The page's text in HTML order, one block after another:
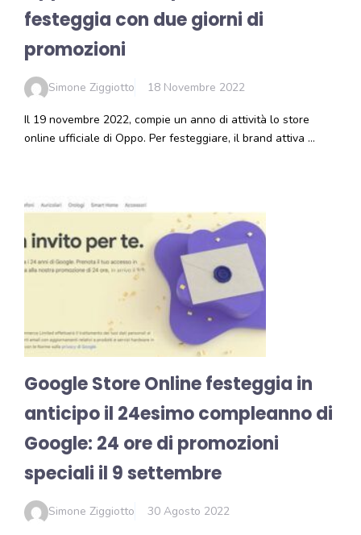
festeggia con due giorni di
promozioni
Simone Ziggiotto 18 Novembre 2022
Il 19 novembre 2022, compie un anno di attività lo store
online ufficiale di Oppo. Per festeggiare, il brand attiva …
Google Store Online festeggia in
anticipo il 24esimo compleanno di
Google: 24 ore di promozioni
speciali il 9 settembre
Simone Ziggiotto 30 Agosto 2022